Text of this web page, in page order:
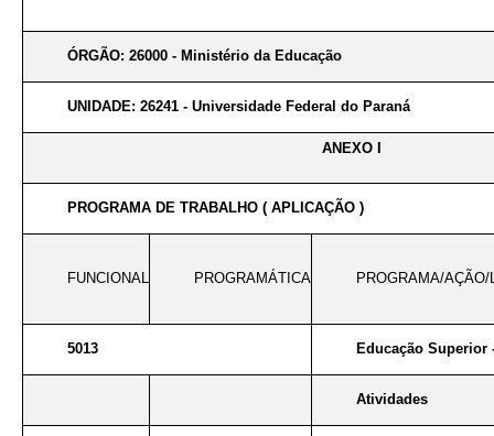
ÓRGÃO: 26000 - Ministério da Educação
UNIDADE: 26241 - Universidade Federal do Paraná
ANEXO I
PROGRAMA DE TRABALHO ( APLICAÇÃO )
FUNCIONAL PROGRAMÁTICA PROGRAMA/
5013 Educação Superior
Atividades